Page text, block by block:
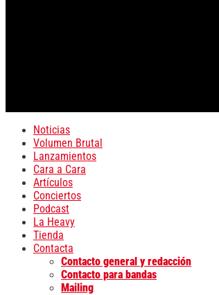
Noticias
Volumen Brutal
Lanzamientos
Cara a Cara
Artículos
Conciertos
Podcast
La Heavy
Tienda
Contacta
Contacto general y redacción
Contacto para bandas
Mailing